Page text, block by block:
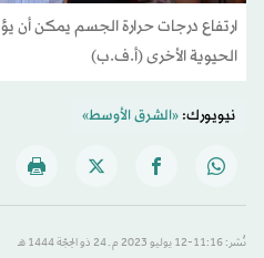
ارتفاع درجات حرارة الجسم يمكن أن
الحيوية الأخرى (أ.ف.ب)
نيويورك:«الشرق الأوسط»
نُشر: 11:16-12 يوليو 2023 م ـ 24 ذو الحِجّة 1444 هـ